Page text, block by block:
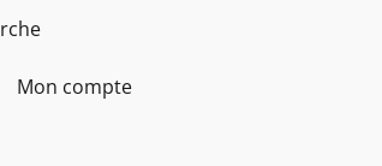
Mon compte